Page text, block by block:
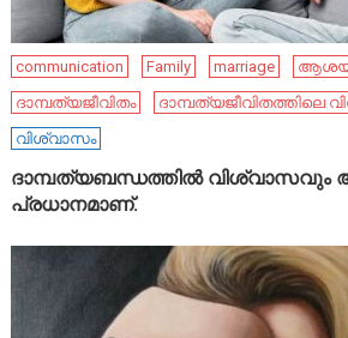
communication Family marriage
ദാമ്പത്യജീവിതം
ദാമ്പത്യജീവിതത്തിലെ
വിശ്വാസം
ദാമ്പത്യബന്ധത്തിൽ വിശ്വാസവും
പ്രധാനമാണ്.